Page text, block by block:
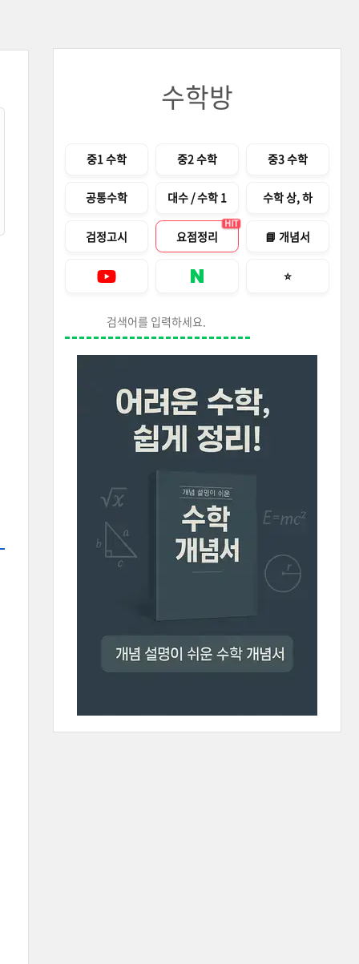
수학방
메뉴중1 수학 중2 수학 중3 수학
공통수학 대수 / 수학 1 수학 상, 하
검정고시
HIT
요점정리 📘 개념서
Youtube 네이버 블로그 즐겨찾기 안내
⭐